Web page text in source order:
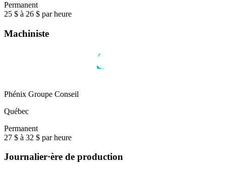
Permanent
25 $ à 26 $ par heure
Machiniste
Phénix Groupe Conseil
Québec
Permanent
27 $ à 32 $ par heure
Journalier·ère de production